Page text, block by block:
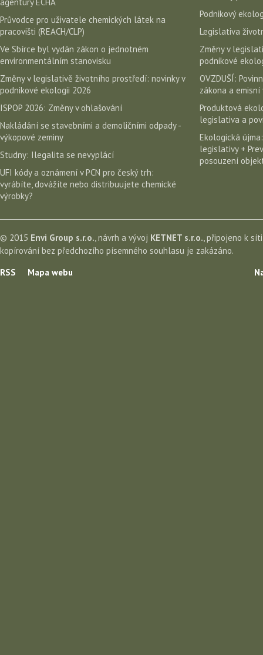
Průvodce pro uživatele chemických látek na
pracovišti (REACH/CLP)
Ve Sbírce byl vydán zákon o jednotném
environmentálním stanovisku
Změny v legislativě životního prostředí: novinky v
podnikové ekologii 2026
ISPOP 2026: Změny v ohlašování
Nakládání se stavebními a demoličními odpady -
výkopové zeminy
Studny: Ilegalita se nevyplácí
UFI kódy a oznámení v PCN pro český trh:
vyrábíte, dovážíte nebo distribuujete chemické
výrobky?
Podnikový
Legislativa
Změny v
podnikové
OVZDUŠÍ:
zákona a emisní
Produktová
legislativa a
Ekologická
legislativy +
posouzení
© 2015 Envi Group s.r.o. , návrh a vývoj KETNET s.r.o. , připojeno k
kopírování bez předchozího písemného souhlasu je zakázáno.
RSS
Mapa webu